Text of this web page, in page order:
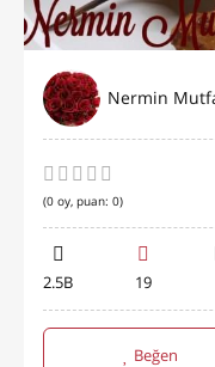
Nermin
(0 oy, puan: 0)
2.5B 19
Beğen